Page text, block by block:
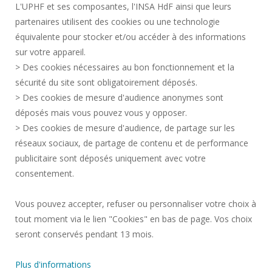
PERSONAL DATA
PUBLIC PROCUREMENT
LEGAL INFORMATION
CREDITS
PRESS AREA
SOCIAL MAP
CONTACT
Join us !
L'UPHF et ses composantes, l'INSA HdF ainsi que leurs
partenaires utilisent des cookies ou une technologie
équivalente pour stocker et/ou accéder à des informations
sur votre appareil.
> Des cookies nécessaires au bon fonctionnement et la
sécurité du site sont obligatoirement déposés.
> Des cookies de mesure d'audience anonymes sont
déposés mais vous pouvez vous y opposer.
> Des cookies de mesure d'audience, de partage sur les
réseaux sociaux, de partage de contenu et de performance
publicitaire sont déposés uniquement avec votre
consentement.
Vous pouvez accepter, refuser ou personnaliser votre choix à
tout moment via le lien "Cookies" en bas de page. Vos choix
seront conservés pendant 13 mois.
Plus d'informations